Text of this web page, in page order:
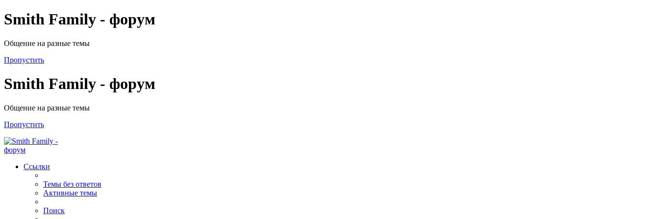
Smith Family - форум
Общение на разные темы
Пропустить
Smith Family - форум
Общение на разные темы
Пропустить
Ссылки
Темы без ответов
Активные темы
Поиск